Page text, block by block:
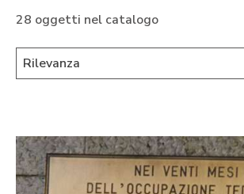
28 oggetti nel catalogo